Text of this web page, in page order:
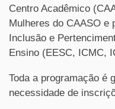
Centro Acadêmico
Mulheres do CAASO e
Inclusão e
Ensino (EESC, ICMC,
Toda a programação é
necessidade de